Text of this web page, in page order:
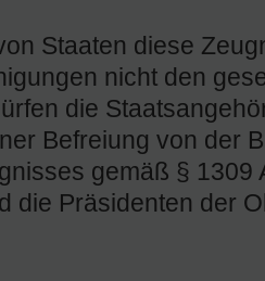
Staaten diese
nicht den
die
Befreiung von der
gemäß § 1309
die Präsidenten der